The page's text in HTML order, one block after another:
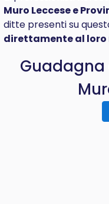
Muro Leccese e
ditte presenti su
direttamente al loro
Guadagna